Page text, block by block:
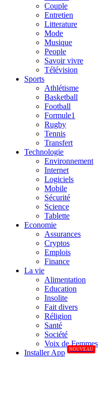
Couple
Entretien
Litterature
Mode
Musique
People
Savoir vivre
Télévision
Sports
Athlétisme
Basketball
Football
Formule1
Rugby
Tennis
Transfert
Technologie
Environnement
Internet
Logiciels
Mobile
Sécurité
Science
Tablette
Economie
Assurances
Cryptos
Emplois
Finance
La vie
Alimentation
Education
Insolite
Fait divers
Réligion
Santé
Société
Voix de Femmes
Installer App
NOUVEAU